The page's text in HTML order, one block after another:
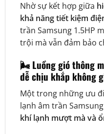
Nhờ sự kết hợp giữa
khả năng tiết kiệm
trần Samsung 1.5HP
trội mà vẫn đảm bảo
🌬️ Luồng gió thông
dễ chịu khắp không
Một trong những ưu
lạnh âm trần
khí lạnh mượt mà và